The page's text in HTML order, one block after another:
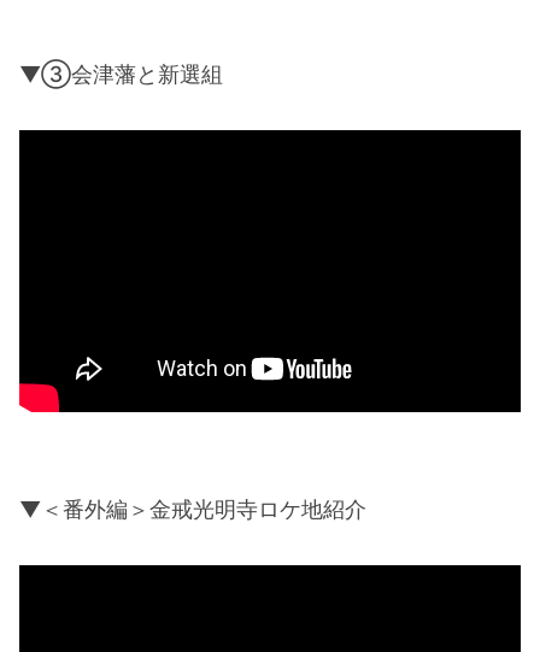
▼③会津藩と新選組
▼＜番外編＞金戒光明寺ロケ地紹介